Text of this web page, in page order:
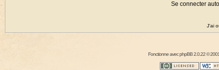
Se connecter
J'ai
Fonctionne avecphpBB2.0.22 ©